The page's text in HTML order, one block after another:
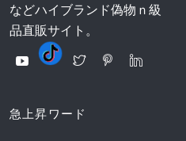
などハイブランド偽物ｎ級
品直販サイト。
急上昇ワード